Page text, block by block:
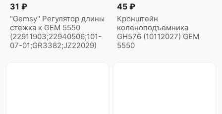
31 ₽
"Gemsy" Регулятор длины
стежка к GEM 5550
(22911903;22940506;101-
07-01;GR3382;JZ22029)
45 ₽
Кронштейн
коленоподъемника
GH576 (10112027) GEM
5550